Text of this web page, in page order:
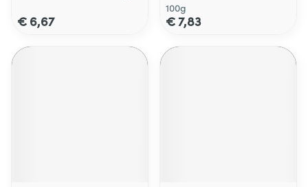
€ 6,67
100g
€ 7,83